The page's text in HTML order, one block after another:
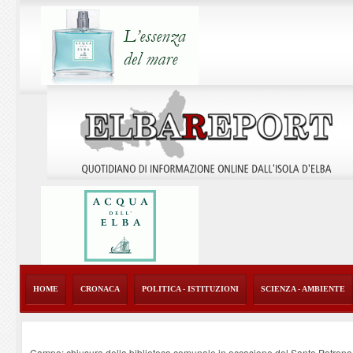
HOME CRONACA POLITICA - ISTITUZIONI SCIENZA - AMBIENTE